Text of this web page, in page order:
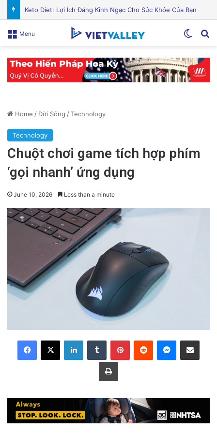
Cán bộ Việt Nam bị tố cáo tấn công tình dục hai nữ phục vụ tại New Zealand trước chuyến thăm của Thủ tướng Chính
Menu
Home /Đời Sống /Technology
Technology
Chuột chơi game tích hợp phím
‘gọi nhanh’ ứng dụng
June 10, 2026 Less than a minute
LinkedInTumblr PinterestReddit Messenger
Share via Email
Print